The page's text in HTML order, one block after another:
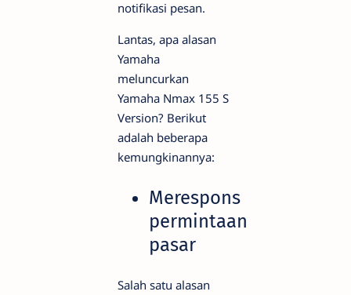
notifikasi pesan.
Lantas, apa alasan
Yamaha
meluncurkan
Yamaha Nmax 155 S
Version? Berikut
adalah beberapa
kemungkinannya:
Merespons
permintaan
pasar
Salah satu alasan